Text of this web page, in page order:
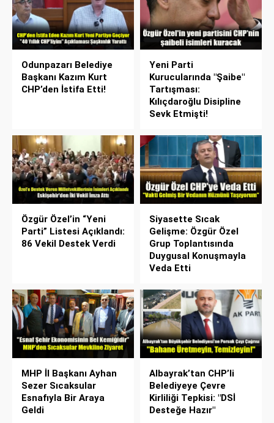
Odunpazarı Belediye
Başkanı Kazım Kurt
CHP’den İstifa Etti!
Yeni Parti
Kurucularında "Şaibe"
Tartışması:
Kılıçdaroğlu Disipline
Sevk Etmişti!
Özgür Özel’in “Yeni
Parti” Listesi Açıklandı:
86 Vekil Destek Verdi
Siyasette Sıcak
Gelişme: Özgür Özel
Grup Toplantısında
Duygusal Konuşmayla
Veda Etti
MHP İl Başkanı Ayhan
Sezer Sıcaksular
Esnafıyla Bir Araya
Geldi
Albayrak’tan CHP’li
Belediyeye Çevre
Kirliliği Tepkisi: "DSİ
Desteğe Hazır"